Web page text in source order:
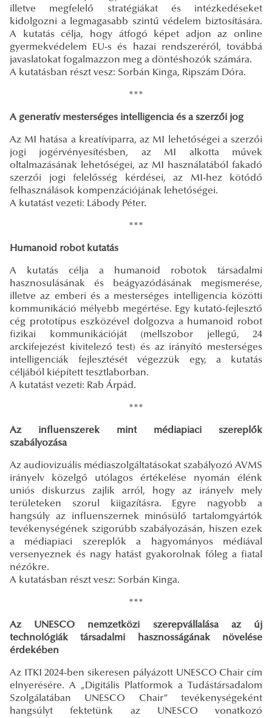
illetve megfelelő stratégiákat és intézkedéseket
kidolgozni a legmagasabb szintű védelem biztosítására.
A kutatás célja, hogy átfogó képet adjon az online
gyermekvédelem EU-s és hazai rendszeréről, továbbá
javaslatokat fogalmazzon meg a döntéshozók számára.
A kutatásban részt vesz: Sorbán Kinga, Ripszám Dóra.
***
A generatív mesterséges intelligencia és a szerzői jog
Az MI hatása a kreatíviparra, az MI lehetőségei a szerzői
jogi jogérvényesítésben, az MI alkotta művek
oltalmazásának lehetőségei, az MI használatából fakadó
szerzői jogi felelősség kérdései, az MI-hez kötődő
felhasználások kompenzációjának lehetőségei.
A kutatást vezeti: Lábody Péter.
***
Humanoid robot kutatás
A kutatás célja a humanoid robotok társadalmi
hasznosulásának és beágyazódásának megismerése,
illetve az emberi és a mesterséges intelligencia közötti
kommunikáció mélyebb megértése. Egy kutató-fejlesztő
cég prototípus eszközével dolgozva a humanoid robot
fizikai kommunikációját (mellszobor jellegű, 24
arckifejezést kivitelező test) és az irányító mesterséges
intelligenciák fejlesztését végezzük egy, a kutatás
céljából kiépített tesztlaborban.
A kutatást vezeti: Rab Árpád.
***
Az influenszerek mint médiapiaci szereplők
szabályozása
Az audiovizuális médiaszolgáltatásokat szabályozó AVMS
irányelv közelgő utólagos értékelése nyomán élénk
uniós diskurzus zajlik arról, hogy az irányelv mely
területeken szorul kiigazításra. Egyre nagyobb a
hangsúly az influenszernek minősülő tartalomgyártók
tevékenységének szigorúbb szabályozásán, hiszen ezek
a médiapiaci szereplők a hagyományos médiával
versenyeznek és nagy hatást gyakorolnak főleg a fiatal
nézőkre.
A kutatásban részt vesz: Sorbán Kinga.
***
Az UNESCO nemzetközi szerepvállalása az új
technológiák társadalmi hasznosságának növelése
érdekében
Az ITKI 2024-ben sikeresen pályázott UNESCO Chair cím
elnyerésére. A „Digitális Platformok a Tudástársadalom
Szolgálatában UNESCO Chair” tevékenységeként
hangsúlyt fektetünk az UNESCO vonatkozó